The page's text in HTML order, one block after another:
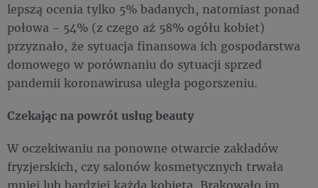
lepszą ocenia tylko 5% badanych, natomiast ponad
połowa - 54% (z czego aż 58% ogółu kobiet)
przyznało, że sytuacja finansowa ich gospodarstwa
domowego w porównaniu do sytuacji sprzed
pandemii koronawirusa uległa pogorszeniu.
Czekając na powrót usług beauty
W oczekiwaniu na ponowne otwarcie zakładów
fryzjerskich, czy salonów kosmetycznych trwała
mniej lub bardziej każda kobieta. Brakowało im